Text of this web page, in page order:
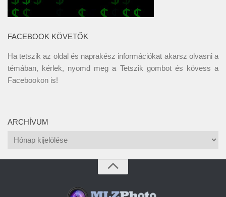
FACEBOOK KÖVETŐK
Ha tetszik az oldal és naprakész információkat akarsz olvasni a
témában, kérlek, nyomd meg a Tetszik gombot és kövess a
Facebookon is!
ARCHÍVUM
Archívum